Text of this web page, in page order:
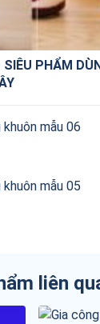
PHẨM
khuôn mẫu 06
khuôn mẫu 05
liên